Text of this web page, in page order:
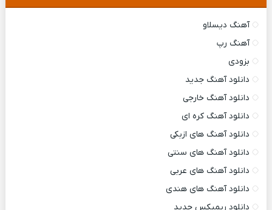
آهنگ دیسلاو
آهنگ رپ
بزودی
دانلود آهنگ جدید
دانلود آهنگ خارجی
دانلود آهنگ کره ای
دانلود آهنگ های ازبکی
دانلود آهنگ های سنتی
دانلود آهنگ های عربی
دانلود آهنگ های هندی
دانلود ریمیکس جدید